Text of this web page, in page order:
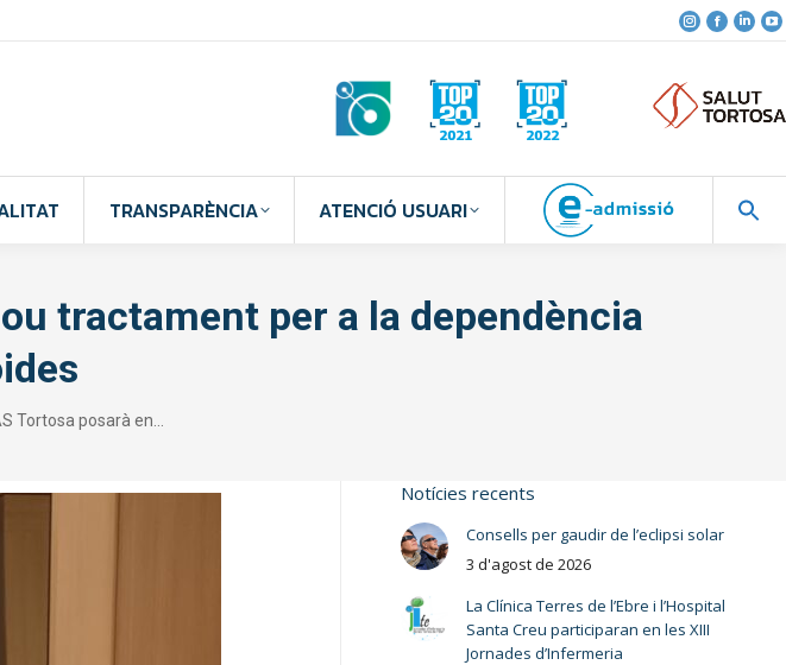
TRANSPARÈNCIA ATENCIÓ USUARI
tractament per a la dependència
Tortosa posarà en…
Notícies recents
Consells per gaudir de l’eclipsi solar
3 d'agost de 2026
La Clínica Terres de l’Ebre i l’Hospital
Santa Creu participaran en les XIII
Jornades d’Infermeria